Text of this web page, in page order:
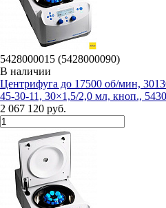
5428000015 (5428000090)
В наличии
Центрифуга до 17500 об/мин,
45-30-11, 30×1,5/2,0 мл, кноп.,
2 067 120 руб.